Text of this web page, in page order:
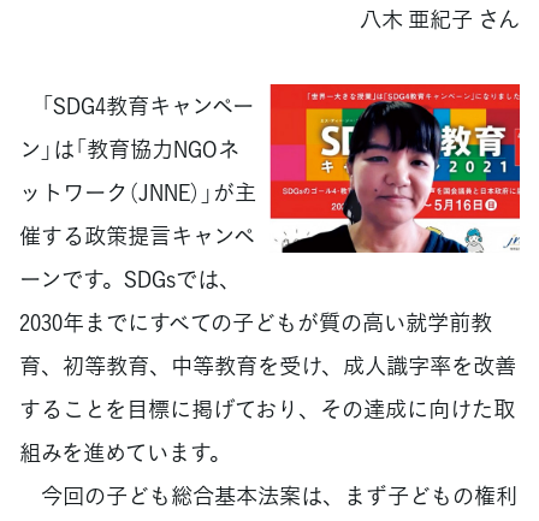
八木 亜紀子 さん
「SDG4教育キャンペー
ン」は「教育協力NGOネ
ットワーク（JNNE）」が主
催する政策提言キャンペ
ーンです。SDGsでは、
2030年までにすべての子どもが質の高い就学前教
育、初等教育、中等教育を受け、成人識字率を改善
することを目標に掲げており、その達成に向けた取
組みを進めています。
今回の子ども総合基本法案は、まず子どもの権利